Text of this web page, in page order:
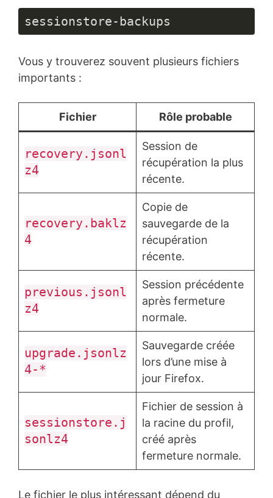
sessionstore-backups
Vous y trouverez souvent plusieurs fichiers
importants :
Fichier Rôle probable
recovery.jsonl
z4
Session de
récupération la plus
récente.
recovery.baklz
4
Copie de
sauvegarde de la
récupération
récente.
previous.jsonl
z4
Session précédente
après fermeture
normale.
upgrade.jsonlz
4-*
Sauvegarde créée
lors d’une mise à
jour Firefox.
sessionstore.j
sonlz4
Fichier de session à
la racine du profil,
créé après
fermeture normale.
Le fichier le plus intéressant dépend du